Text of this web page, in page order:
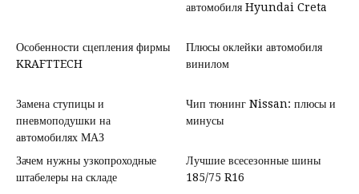
автомобиля Hyundai Creta
Особенности сцепления фирмы
KRAFTTECH
Плюсы оклейки автомобиля
винилом
Замена ступицы и
пневмоподушки на
автомобилях МАЗ
Чип тюнинг Nissan: плюсы и
минусы
Зачем нужны узкопроходные
штабелеры на складе
Лучшие всесезонные шины
185/75 R16